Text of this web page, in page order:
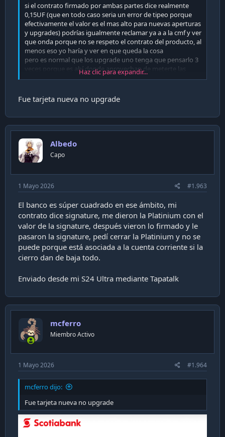
si el contrato firmado por ambas partes dice realmente
0,15UF (que en todo caso seria un error de tipeo porque
efectivamente el valor es el mas alto para nuevas aperturas
y upgrades) podrías igualmente reclamar ya a a la cmf y ver
que onda porque no se respeto el contrato del producto, al
menos eso yo haría y ver en que queda la cosa
pero es normal que los upgrade uno tenga que pensarlo 3
veces porque es ahí donde aprovechan de meterte las
nuevas tarifas sea banco que sea, por ejemplo banco chile
tengo Visa Signature a 0,12UF (tarifa antigua) y les digo
que no porque me meterán el nuevo tarifario y entonces
quedarme con mi contrato antiguo por la baja mantención
cuando me preguntan por que la rechazo xD
Haz clic para expandir...
Fue tarjeta nueva no upgrade
Albedo
Capo
1 Mayo 2026 #1.963
El banco es súper cuadrado en ese ámbito, mi
contrato dice signature, me dieron la Platinium con el
valor de la signature, después vieron lo firmado y le
pasaron la signature, pedí cerrar la Platinium y no se
puede porque está asociada a la cuenta corriente si la
cierro dan de baja todo.
Enviado desde mi S24 Ultra mediante Tapatalk
mcferro
Miembro Activo
1 Mayo 2026 #1.964
mcferro dijo:
Fue tarjeta nueva no upgrade